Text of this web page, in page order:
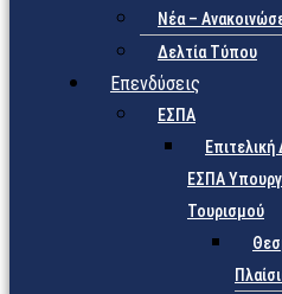
Νέα –
Δελτία Τύπου
Επενδύσεις
ΕΣΠΑ
ΕΣΠΑ
Τουρισμού